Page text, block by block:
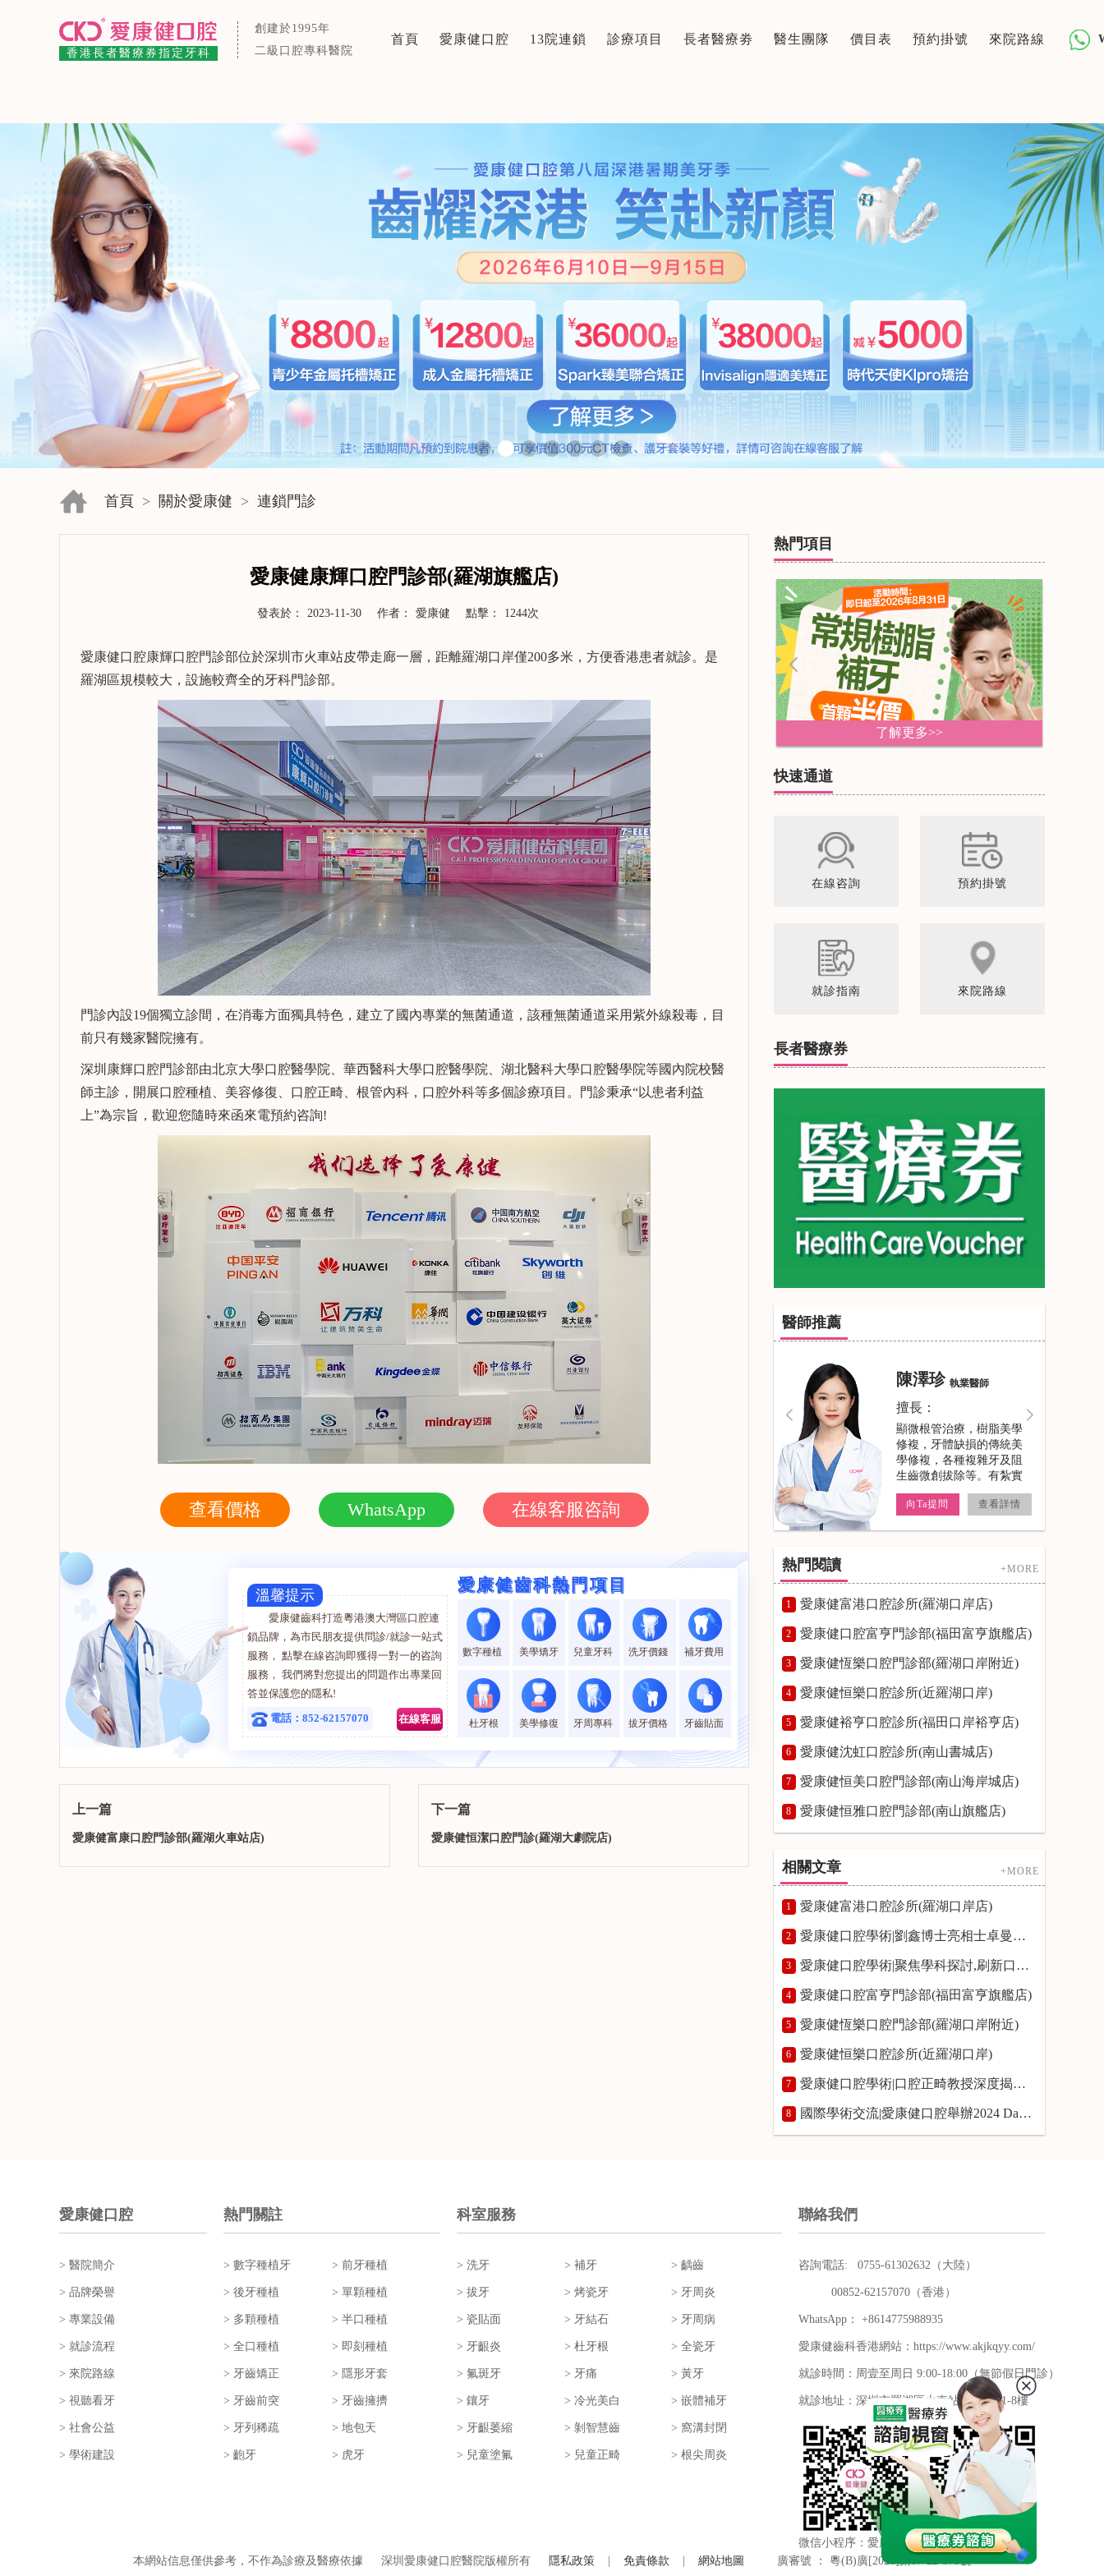
創建於1995年
二級口腔專科醫院
香港長者醫療券指定牙科
首頁 愛康健口腔 13院連鎖 診療項目 長者醫療劵 醫生團隊 價目表 預約掛號 來院路線
首頁 > 關於愛康健 > 連鎖門診
愛康健康輝口腔門診部(羅湖旗艦店)
發表於： 2023-11-30 作者： 愛康健 點擊： 1244次
愛康健口腔康輝口腔門診部位於深圳市火車站皮帶走廊一層，距離羅湖口岸僅200多米，方便香港患者就診。是
羅湖區規模較大，設施較齊全的牙科門診部。
門診內設19個獨立診間，在消毒方面獨具特色，建立了國內專業的無菌通道，該種無菌通道采用紫外線殺毒，目
前只有幾家醫院擁有。
深圳康輝口腔門診部由北京大學口腔醫學院、華西醫科大學口腔醫學院、湖北醫科大學口腔醫學院等國內院校醫
師主診，開展口腔種植、美容修復、口腔正畸、根管內科，口腔外科等多個診療項目。門診秉承“以患者利益
上”為宗旨，歡迎您隨時來函來電預約咨詢!
查看價格 WhatsApp 在線客服咨詢
溫馨提示
愛康健齒科打造粵港澳大灣區口腔連
鎖品牌，為市民朋友提供問診/就診一站式
服務， 點擊在線咨詢即獲得一對一的咨詢
服務， 我們將對您提出的問題作出專業回
答並保護您的隱私!
電話：852-62157070
在線客服
愛康健齒科熱門項目
愛康健齒科熱門項目
數字種植 美學矯牙 兒童牙科 洗牙價錢 補牙費用
杜牙根 美學修復 牙周專科 拔牙價格 牙齒貼面
上一篇
愛康健富康口腔門診部(羅湖火車站店)
下一篇
愛康健恒潔口腔門診(羅湖大劇院店)
熱門項目
了解更多>> 了解更多>> 了解更多>>
快速通道
在線咨詢 預約掛號
就診指南 來院路線
長者醫療券
醫師推薦
謝松春
擅長：
成人口腔常見病的診治、
顯微根管治療、前牙貼面
牙齒的固定和活動修複。
向Ta提問 查看詳情
的理論基礎和豐富的臨床
實踐，善於以多學科理念
爲患者設計全面及合理的
向Ta提問
閻壯壯 執業醫師
擅長：
牙齒美學修複，牙體牙髓
疾病，美學樹脂修複、活
動牙，烤瓷牙，根管治
療，牙齒冷光美白。
向Ta提問 查看詳情
熱門閱讀 +MORE
1 愛康健富港口腔診所(羅湖口岸店)
2 愛康健口腔富亨門診部(福田富亨旗艦店)
3 愛康健恆樂口腔門診部(羅湖口岸附近)
4 愛康健恒樂口腔診所(近羅湖口岸)
5 愛康健裕亨口腔診所(福田口岸裕亨店)
6 愛康健沈虹口腔診所(南山書城店)
7 愛康健恒美口腔門診部(南山海岸城店)
8 愛康健恒雅口腔門診部(南山旗艦店)
相關文章 +MORE
1 愛康健富港口腔診所(羅湖口岸店)
2 愛康健口腔學術|劉鑫博士亮相士卓曼種植高峰論壇分享即刻種植前沿技術
3 愛康健口腔學術|聚焦學科探討,刷新口腔正畸策略維度
4 愛康健口腔富亨門診部(福田富亨旗艦店)
5 愛康健恆樂口腔門診部(羅湖口岸附近)
6 愛康健恒樂口腔診所(近羅湖口岸)
7 愛康健口腔學術|口腔正畸教授深度揭秘個性化舌側矯正技術新趨勢
8 國際學術交流|愛康健口腔舉辦2024 Damon Utima正畸圓桌沙龍
愛康健口腔
> 醫院簡介
> 品牌榮譽
> 專業設備
> 就診流程
> 來院路線
> 視聽看牙
> 社會公益
> 學術建設
熱門關註
> 數字種植牙 > 前牙種植
> 後牙種植 > 單顆種植
> 多顆種植 > 半口種植
> 全口種植 > 即刻種植
> 牙齒矯正 > 隱形牙套
> 牙齒前突 > 牙齒擁擠
> 牙列稀疏 > 地包天
> 齙牙 > 虎牙
科室服務
> 洗牙 > 補牙 > 齲齒
> 拔牙 > 烤瓷牙 > 牙周炎
> 瓷貼面 > 牙結石 > 牙周病
> 牙齦炎 > 杜牙根 > 全瓷牙
> 氟斑牙 > 牙痛 > 黃牙
> 鑲牙 > 冷光美白 > 嵌體補牙
> 牙齦萎縮 > 剝智慧齒 > 窩溝封閉
> 兒童塗氟 > 兒童正畸 > 根尖周炎
聯絡我們
咨詢電話: 0755-61302632（大陸）
00852-62157070（香港）
WhatsApp： +8614775988935
愛康健齒科香港網站：https://www.akjkqyy.com/
就診時間：周壹至周日 9:00-18:00（無節假日門診）
就診地址：深圳市羅湖區火車站大廈C區1-8樓
微信小程序：愛康健齒科
WeChat咨詢
本網站信息僅供參考，不作為診療及醫療依據 深圳愛康健口腔醫院版權所有
隱私政策 免責條款 網站地圖 廣審號 ： 粵(B)廣[2026]第07-22-878號